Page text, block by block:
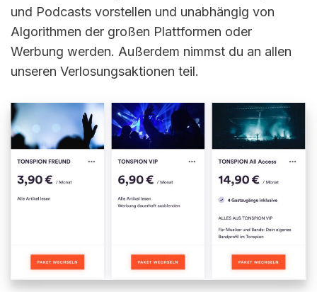
und Podcasts vorstellen und unabhängig von
Algorithmen der großen Plattformen oder
Werbung werden. Außerdem nimmst du an allen
unseren Verlosungsaktionen teil.